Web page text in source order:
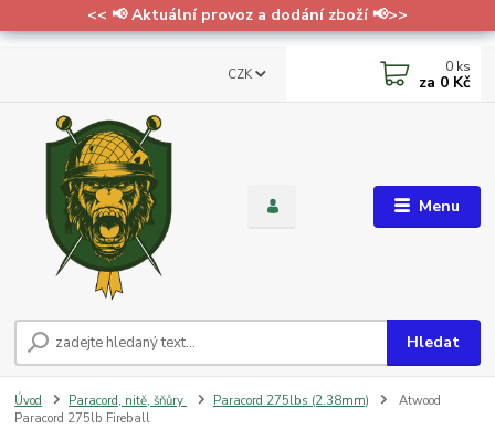
<< 📢 Aktuální provoz a dodání zboží 📢>>
Menu
CZK
Hledat
0 ks
za 0 Kč
Úvod Paracord, nitě, šňůry Paracord 275lbs (2.38mm)
Atwood
Paracord 275lb Fireball